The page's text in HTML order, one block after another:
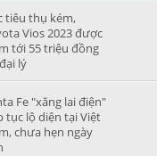
tiêu thụ kém,
Vios 2023 được
tới 55 triệu đồng
lý
Fe "xăng lai điện"
tục lộ diện tại Việt
chưa hẹn ngày